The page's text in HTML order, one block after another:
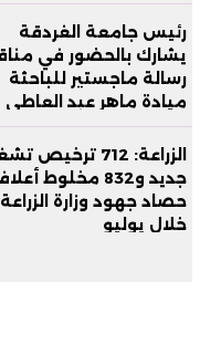
رئيس جامعة الغردقة
يشارك بالحضور في
رسالة ماجستير للباحثة
ميادة ماهر عبد العاطي
أحمد من ذوي الهمم:
الزراعة: 712 ترخيص
جديد و832 مخلوط
حصاد جهود وزارة الزراعة
خلال يوليو